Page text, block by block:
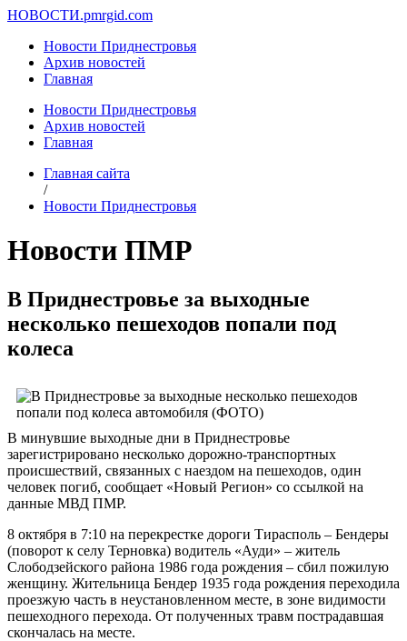
НОВОСТИ.pmrgid.com
Новости Приднестровья
Архив новостей
Главная
Новости Приднестровья
Архив новостей
Главная
Главная сайта
/
Новости Приднестровья
Новости ПМР
В Приднестровье за выходные
несколько пешеходов попали под
колеса
В минувшие выходные дни в Приднестровье
зарегистрировано несколько дорожно-транспортных
происшествий, связанных с наездом на пешеходов, один
человек погиб, сообщает «Новый Регион» со ссылкой на
данные МВД ПМР.
8 октября в 7:10 на перекрестке дороги Тирасполь – Бендеры
(поворот к селу Терновка) водитель «Ауди» – житель
Слободзейского района 1986 года рождения – сбил пожилую
женщину. Жительница Бендер 1935 года рождения переходила
проезжую часть в неустановленном месте, в зоне видимости
пешеходного перехода. От полученных травм пострадавшая
скончалась на месте.